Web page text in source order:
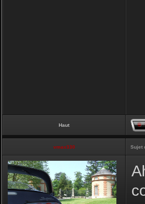
Haut
vmax330 Sujet